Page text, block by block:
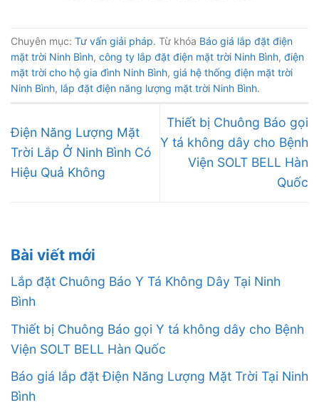
Chuyên mục: Tư vấn giải pháp. Từ khóa Báo giá lắp đặt điện
mặt trời Ninh Bình, công ty lắp đặt điện mặt trời Ninh Bình, điện
mặt trời cho hộ gia đình Ninh Bình, giá hệ thống điện mặt trời
Ninh Bình, lắp đặt điện năng lượng mặt trời Ninh Bình.
Điện Năng Lượng Mặt
Trời Lắp Ở Ninh Bình Có
Hiệu Quả Không
Thiết bị Chuông Báo gọi
Y tá không dây cho Bệnh
Viện SOLT BELL Hàn
Quốc
Bài viết mới
Lắp đặt Chuông Báo Y Tá Không Dây Tại Ninh
Bình
Thiết bị Chuông Báo gọi Y tá không dây cho Bệnh
Viện SOLT BELL Hàn Quốc
Báo giá lắp đặt Điện Năng Lượng Mặt Trời Tại Ninh
Bình